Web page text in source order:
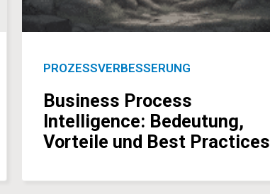
PROZESSVERBESSERUNG
Business Process
Intelligence: Bedeutung,
Vorteile und Best Practices